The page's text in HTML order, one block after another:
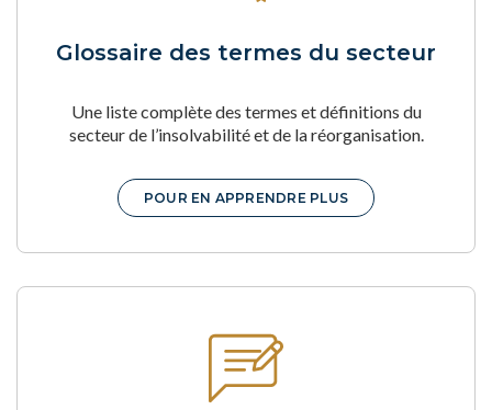
Glossaire des termes du secteur
Une liste complète des termes et définitions du
secteur de l’insolvabilité et de la réorganisation.
POUR EN APPRENDRE PLUS